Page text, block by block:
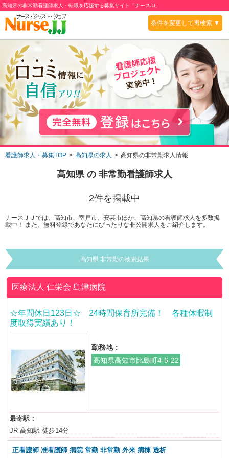
高知県の非常勤看護師求人・転職を応援する募集サイト「ナースJJ」
条件を変更して再検索 ▼
看護師求人・募集TOP 高知県の求人 高知県の非常勤求人情報
高知県の 非常勤看護師求人
2件を掲載中
ナースＪＪでは、高知市、室戸市、安芸市ほか、高知県の看護師求人を多数掲
載中！ また、無料登録であなたにぴったりな非公開求人をご紹介します。
高知県 非常勤の検索結果
医療法人 仁栄会島津病院
☆年間休日123日☆ 24時間保育所完備！ 各種休暇制
度取得実績あり！
勤務地：
高知県高知市比島町4-6-22
最寄駅：
JR 高知駅 徒歩14分
正看護師 准看護師 病院 常勤 非常勤 外来 病棟 透析